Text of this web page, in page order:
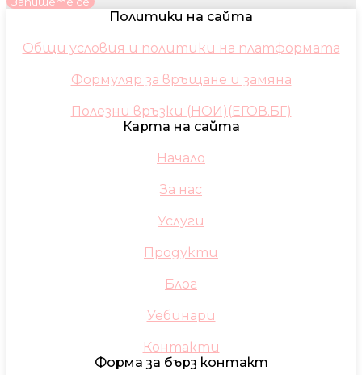
Политики на сайта
Общи условия и политики на платформата
Формуляр за връщане и замяна
Полезни връзки (НОИ)(ЕГОВ.БГ)
Карта на сайта
Начало
За нас
Услуги
Продукти
Блог
Уебинари
Контакти
Форма за бърз контакт